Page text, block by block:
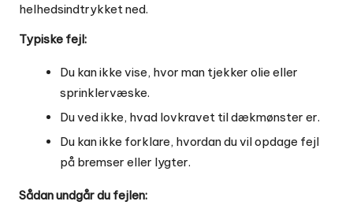
helhedsindtrykket ned.
Typiske fejl:
Du kan ikke vise, hvor man tjekker olie eller
sprinklervæske.
Du ved ikke, hvad lovkravet til dækmønster er.
Du kan ikke forklare, hvordan du vil opdage fejl
på bremser eller lygter.
Sådan undgår du fejlen: